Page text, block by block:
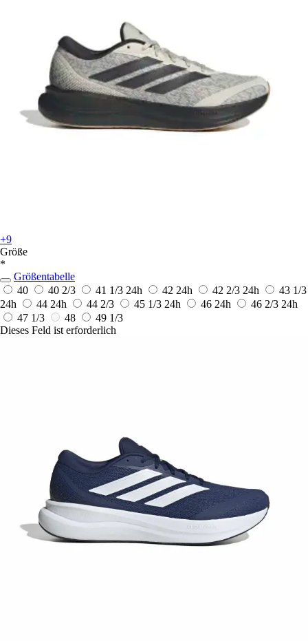
+9
Größe
*
Größentabelle
40
40 2/3 41 1/3 24h 42 24h 42 2/3 24h
43 1/3
24h
44 24h 44 2/3 45 1/3 24h 46 24h 46 2/3 24h
47 1/3
48
49 1/3
Dieses Feld ist erforderlich